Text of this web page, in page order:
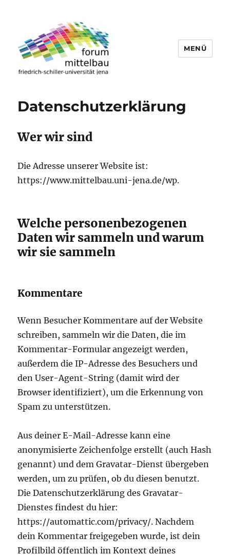
MENÜ
Datenschutzerklärung
Wer wir sind
Die Adresse unserer Website ist:
https://www.mittelbau.uni-jena.de/wp.
Welche personenbezogenen
Daten wir sammeln und warum
wir sie sammeln
Kommentare
Wenn Besucher Kommentare auf der Website
schreiben, sammeln wir die Daten, die im
Kommentar-Formular angezeigt werden,
außerdem die IP-Adresse des Besuchers und
den User-Agent-String (damit wird der
Browser identifiziert), um die Erkennung von
Spam zu unterstützen.
Aus deiner E-Mail-Adresse kann eine
anonymisierte Zeichenfolge erstellt (auch Hash
genannt) und dem Gravatar-Dienst übergeben
werden, um zu prüfen, ob du diesen benutzt.
Die Datenschutzerklärung des Gravatar-
Dienstes findest du hier:
https://automattic.com/privacy/. Nachdem
dein Kommentar freigegeben wurde, ist dein
Profilbild öffentlich im Kontext deines